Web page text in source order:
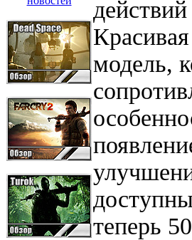
модель,
теперь